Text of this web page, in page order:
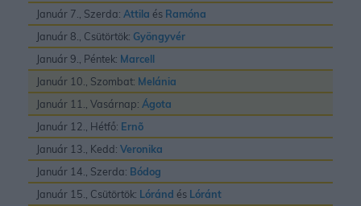
Január 7., Szerda: Attila és Ramóna
Január 8., Csütörtök: Gyöngyvér
Január 9., Péntek: Marcell
Január 10., Szombat: Melánia
Január 11., Vasárnap: Ágota
Január 12., Hétfő: Ernõ
Január 13., Kedd: Veronika
Január 14., Szerda: Bódog
Január 15., Csütörtök: Lóránd és Lóránt